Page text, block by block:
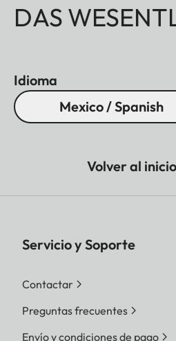
DAS
Idioma
Mexico / Spanish
Volver al
Servicio y Soporte
Contactar
Preguntas frecuentes
Envío y condiciones de pago